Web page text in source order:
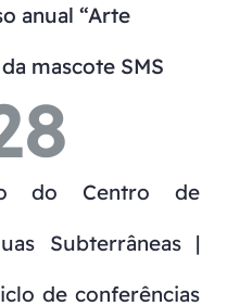
anual “Arte
mascote SMS
do Centro de
Subterrâneas |
de conferências